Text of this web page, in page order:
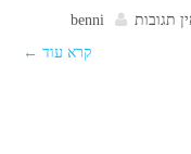
תגובות
benni
קרא עוד ←